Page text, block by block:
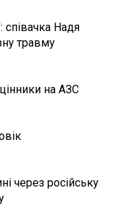
співачка Надя
травму
на АЗС
через російську